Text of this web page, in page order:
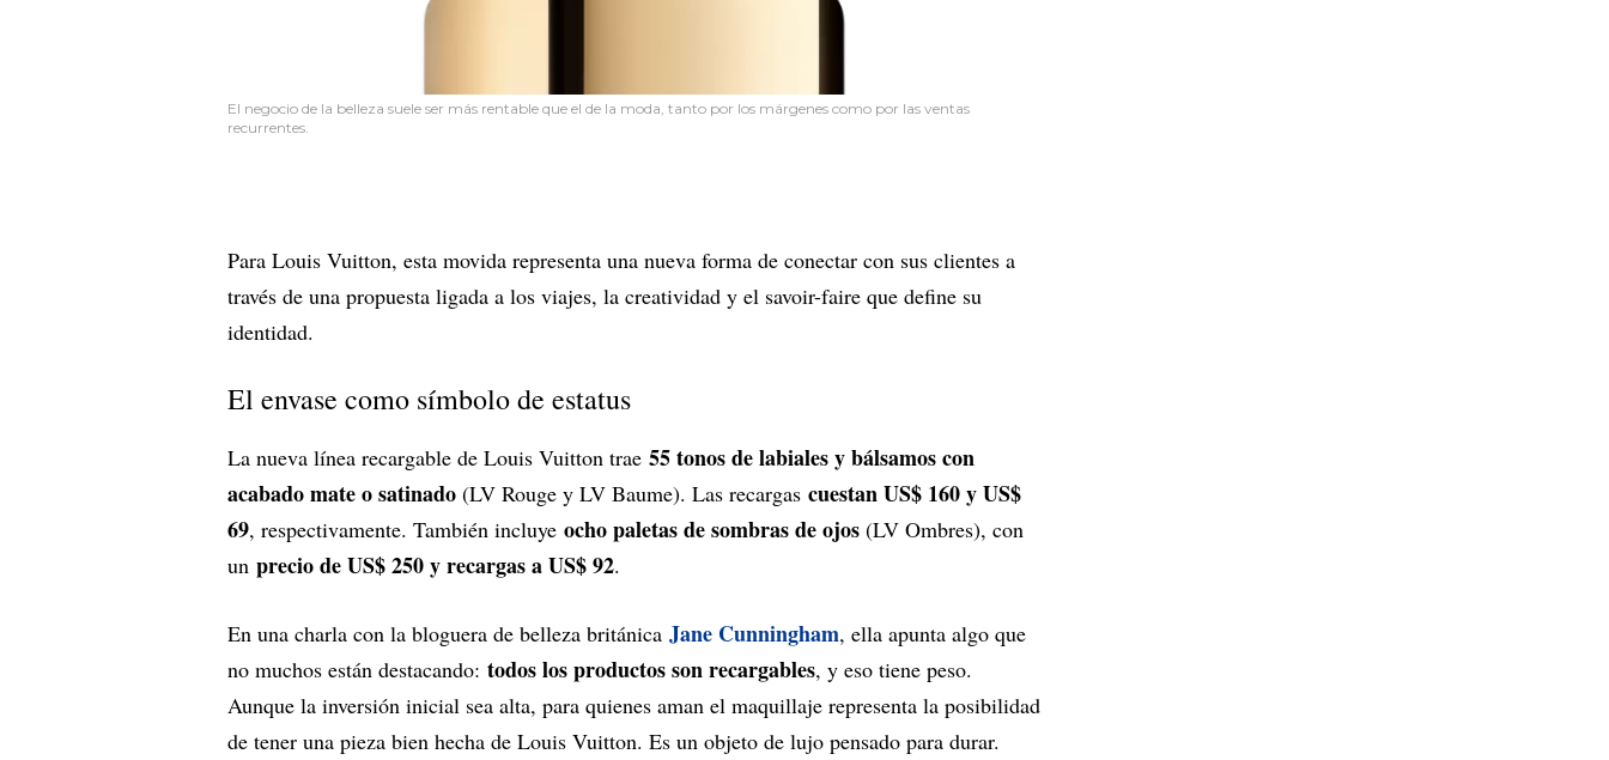
El negocio de la belleza suele ser más rentable que el de la moda, tanto por los márgenes como por las ventas
recurrentes.
Para Louis Vuitton, esta movida representa una nueva forma de conectar con sus clientes a
través de una propuesta ligada a los viajes, la creatividad y el savoir-faire que define su
identidad.
El envase como símbolo de estatus
La nueva línea recargable de Louis Vuitton trae 55 tonos de labiales y bálsamos con
acabado mate o satinado (LV Rouge y LV Baume). Las recargas cuestan US$ 160 y US$
69, respectivamente. También incluye ocho paletas de sombras de ojos (LV Ombres), con
un precio de US$ 250 y recargas a US$ 92.
En una charla con la bloguera de belleza británica Jane Cunningham, ella apunta algo que
no muchos están destacando: todos los productos son recargables, y eso tiene peso.
Aunque la inversión inicial sea alta, para quienes aman el maquillaje representa la posibilidad
de tener una pieza bien hecha de Louis Vuitton. Es un objeto de lujo pensado para durar.